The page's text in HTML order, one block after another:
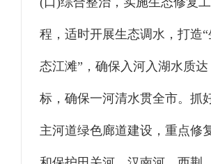
程，适时开展生态调水，打造“
态江滩”，确保入河入湖水质达
标，确保一河清水贯全市。抓
主河道绿色廊道建设，重点修